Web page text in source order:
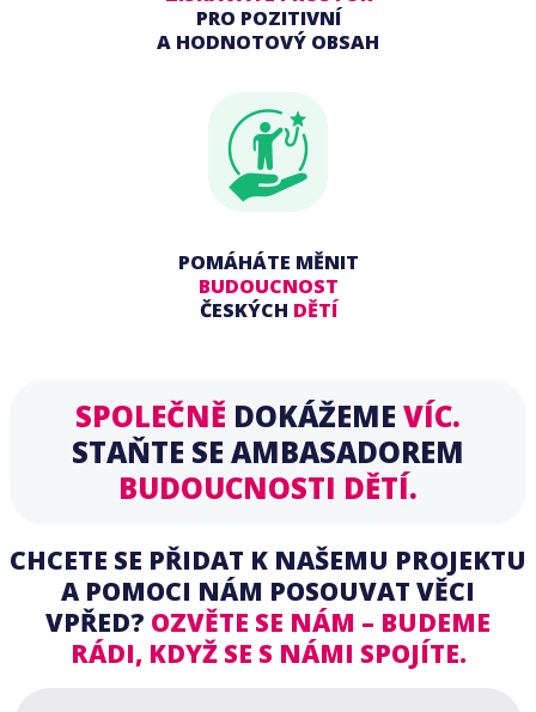
PRO POZITIVNÍ
A HODNOTOVÝ OBSAH
POMÁHÁTE MĚNIT
BUDOUCNOST
ČESKÝCH DĚTÍ
SPOLEČNĚ DOKÁŽEME VÍC.
STAŇTE SE AMBASADOREM
BUDOUCNOSTI DĚTÍ.
CHCETE SE PŘIDAT K NAŠEMU PROJEKTU
A POMOCI NÁM POSOUVAT VĚCI
VPŘED? OZVĚTE SE NÁM – BUDEME
RÁDI, KDYŽ SE S NÁMI SPOJÍTE.